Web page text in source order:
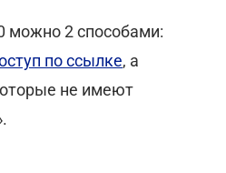
можно 2 способами:
по ссылке, а
не имеют